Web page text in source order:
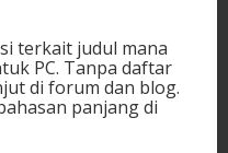
terkait judul mana
PC. Tanpa daftar
di forum dan blog.
panjang di